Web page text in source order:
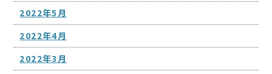
2022年5月
2022年4月
2022年3月